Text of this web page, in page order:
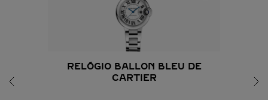
RELÓGIO BALLON BLEU DE
CARTIER